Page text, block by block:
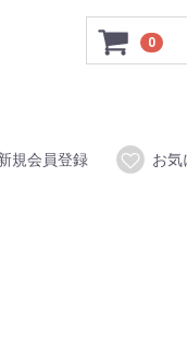
0
規会員登録 お気